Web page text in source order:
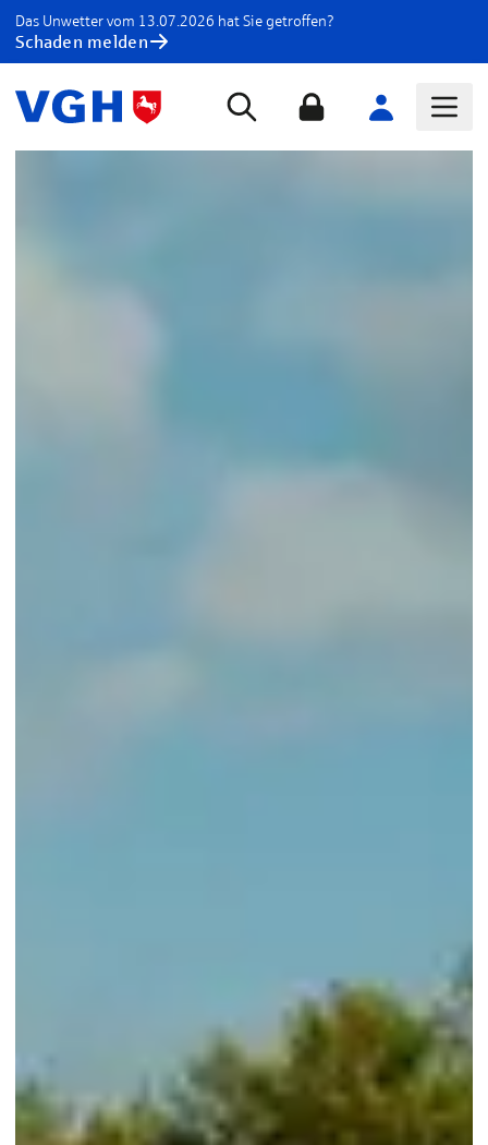
Das Unwetter vom 13.07.2026 hat Sie getroffen?
Schaden melden